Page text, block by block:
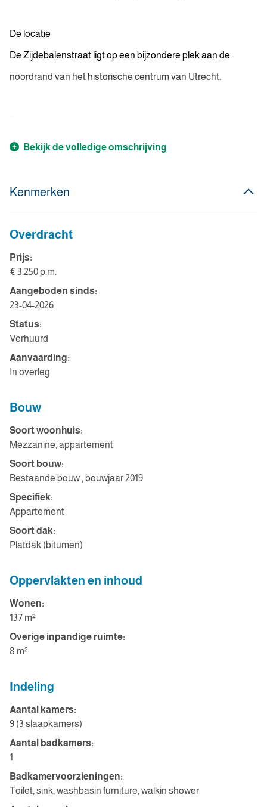
De locatie
De Zijdebalenstraat ligt op een bijzondere plek aan de
noordrand van het historische centrum van Utrecht.
Bekijk de volledige omschrijving
Kenmerken
Overdracht
Prijs:
€ 3.250 p.m.
Aangeboden sinds:
23-04-2026
Status:
Verhuurd
Aanvaarding:
In overleg
Bouw
Soort woonhuis:
Mezzanine, appartement
Soort bouw:
Bestaande bouw , bouwjaar 2019
Specifiek:
Appartement
Soort dak:
Platdak (bitumen)
Oppervlakten en inhoud
Wonen:
137 m²
Overige inpandige ruimte:
8 m²
Indeling
Aantal kamers:
9 (3 slaapkamers)
Aantal badkamers:
1
Badkamervoorzieningen:
Toilet, sink, washbasin furniture, walkin shower